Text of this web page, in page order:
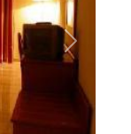
Weiter